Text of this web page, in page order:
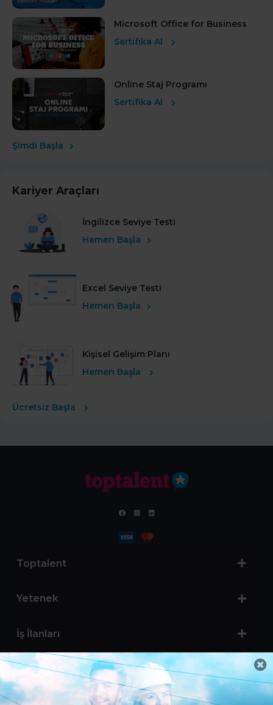
Microsoft Office for Business
Sertifika Al
Online Staj Programı
Sertifika Al
Şimdi Başla
Kariyer Araçları
İngilizce Seviye Testi
Hemen Başla
Excel Seviye Testi
Hemen Başla
Kişisel Gelişim Planı
Hemen Başla
Ücretsiz Başla
Toptalent
Yetenek
İş İlanları
Sertifika Programları